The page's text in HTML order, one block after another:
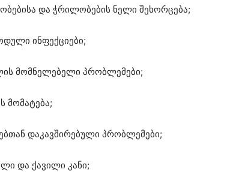
და ჭრილობების ნელი შეხორცება;
ინფექციები;
მომნელებელი პრობლემები;
მომატება;
დაკავშირებული პრობლემები;
და ქავილი კანი;